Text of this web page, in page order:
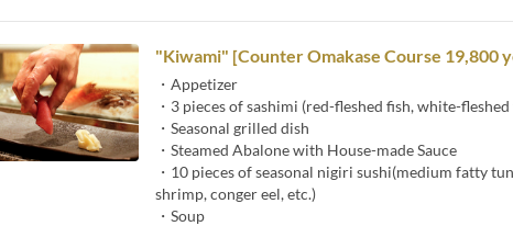
"Kiwami" [Counter Omakase Course 19,800
・Appetizer
・3 pieces of sashimi (red-fleshed fish, white-fleshed
・Seasonal grilled dish
・Steamed Abalone with House-made Sauce
・10 pieces of seasonal nigiri sushi(medium fatty
shrimp, conger eel, etc.)
・Soup